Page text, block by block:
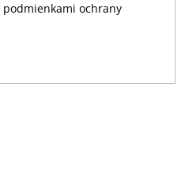
podmienkami ochrany